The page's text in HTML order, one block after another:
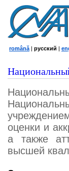
română | русский |
оценки и
а также
высшей